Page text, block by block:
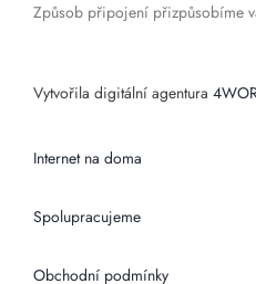
Způsob připojení přizpůsobíme
Vytvořila digitální agentura
Internet na doma
Spolupracujeme
Obchodní podmínky